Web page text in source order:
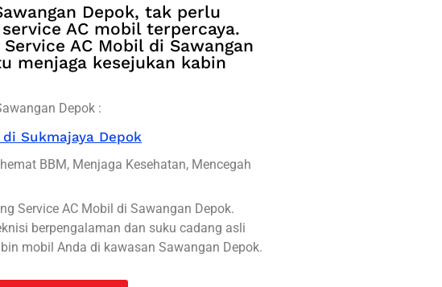
Depok, tak perlu
AC mobil terpercaya.
AC Mobil di Sawangan
menjaga kesejukan kabin
Depok :
Sukmajaya Depok
BBM, Menjaga Kesehatan, Mencegah
Service AC Mobil di Sawangan Depok.
berpengalaman dan suku cadang asli
mobil Anda di kawasan Sawangan Depok.